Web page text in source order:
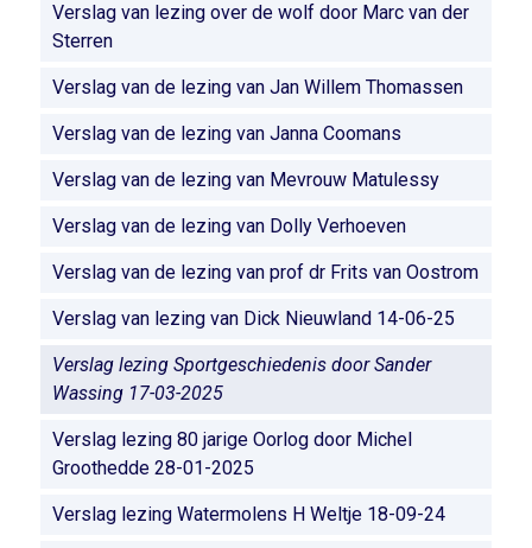
Verslag van lezing over de wolf door Marc van der
Sterren
Verslag van de lezing van Jan Willem Thomassen
Verslag van de lezing van Janna Coomans
Verslag van de lezing van Mevrouw Matulessy
Verslag van de lezing van Dolly Verhoeven
Verslag van de lezing van prof dr Frits van Oostrom
Verslag van lezing van Dick Nieuwland 14-06-25
Verslag lezing Sportgeschiedenis door Sander
Wassing 17-03-2025
Verslag lezing 80 jarige Oorlog door Michel
Groothedde 28-01-2025
Verslag lezing Watermolens H Weltje 18-09-24